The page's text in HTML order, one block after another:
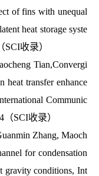
of fins with unequal
heat storage syste
（SCI收录）
Tian,Convergi
heat transfer enhance
Communic
（SCI收录）
Zhang, Maoch
for condensation
gravity conditions, Int